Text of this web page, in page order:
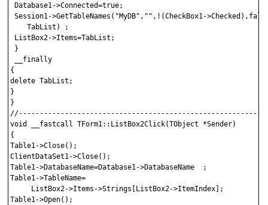
Database1->Connected=true;
Session1->GetTableNames("MyDB","",!(CheckBox1-
    TabList) ;
ListBox2->Items=TabList;
}
__finally
{
delete TabList;
}
}
//-----------------------------------------------------------
void __fastcall TForm1::ListBox2Click(TObject *Sender)
{
Table1->Close();
ClientDataSet1->Close();
Table1->DatabaseName=Database1->DatabaseName  ;
Table1->TableName=
     ListBox2->Items->Strings[ListBox2->ItemIndex];
Table1->Open();